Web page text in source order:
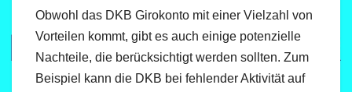
Obwohl das DKB Girokonto mit einer Vielzahl von
Vorteilen kommt, gibt es auch einige potenzielle
Nachteile, die berücksichtigt werden sollten. Zum
Beispiel kann die DKB bei fehlender Aktivität auf